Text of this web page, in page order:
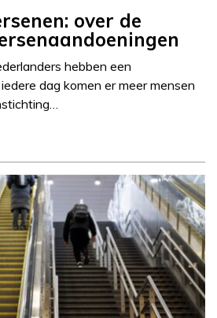
over de
hebben een
dag komen er meer mensen